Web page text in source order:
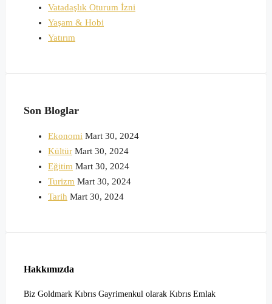
Vatadaşlık Oturum İzni
Yaşam & Hobi
Yatırım
Son Bloglar
Ekonomi Mart 30, 2024
Kültür Mart 30, 2024
Eğitim Mart 30, 2024
Turizm Mart 30, 2024
Tarih Mart 30, 2024
Hakkımızda
Biz Goldmark Kıbrıs Gayrimenkul olarak Kıbrıs Emlak